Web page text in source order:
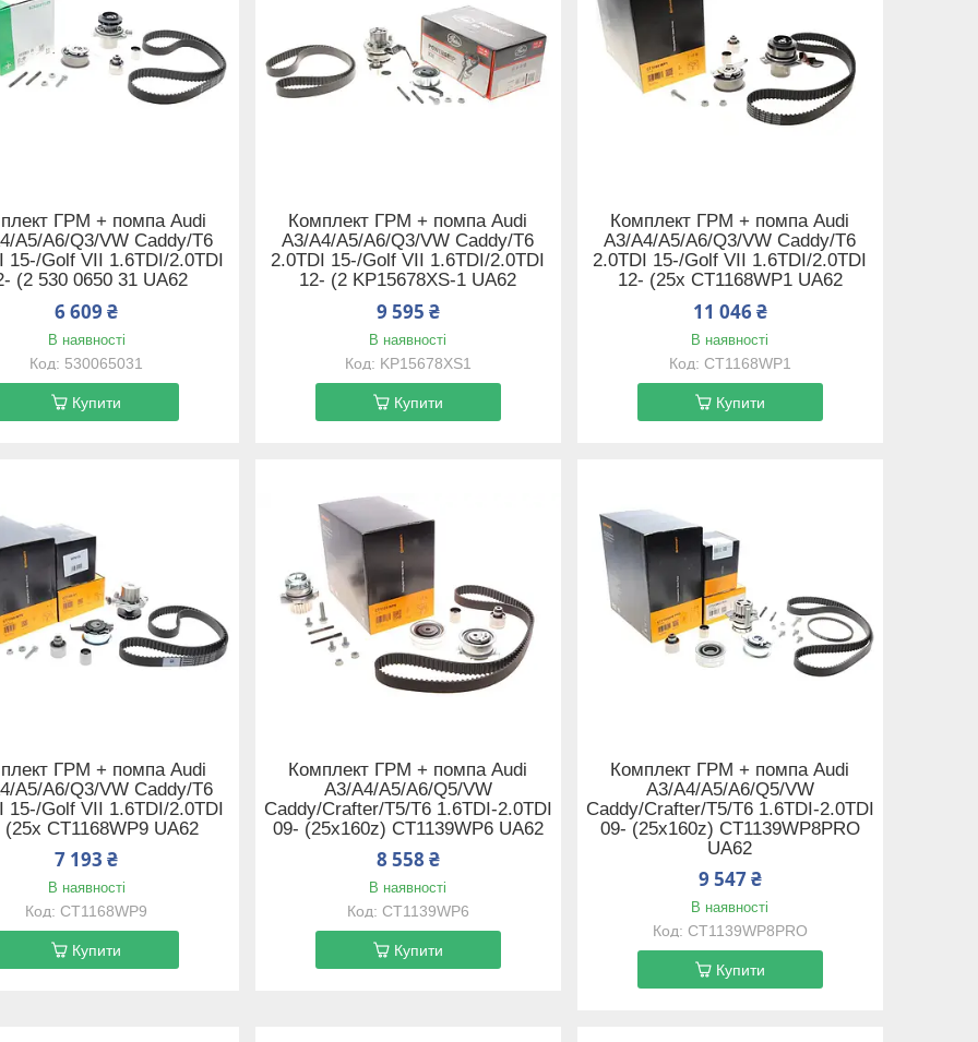
ГРМ + помпа Audi
A5/A6/Q3/VW Caddy/T6
15-/Golf VII 1.6TDI/2.0TDI
(2 530 0650 31 UA62
6 609 ₴
В наявності
530065031
Купити
Комплект ГРМ + помпа Audi
A3/A4/A5/A6/Q3/VW Caddy/T6
2.0TDI 15-/Golf VII 1.6TDI/2.0TDI
12- (2 KP15678XS-1 UA62
9 595 ₴
В наявності
KP15678XS1
Купити
Комплект ГРМ + помпа Audi
A3/A4/A5/A6/Q3/VW Caddy/T6
2.0TDI 15-/Golf VII 1.6TDI/2.0TDI
12- (25x CT1168WP1 UA62
11 046 ₴
В наявності
CT1168WP1
Купити
ГРМ + помпа Audi
A5/A6/Q3/VW Caddy/T6
15-/Golf VII 1.6TDI/2.0TDI
(25x CT1168WP9 UA62
7 193 ₴
В наявності
CT1168WP9
Купити
Комплект ГРМ + помпа Audi
A3/A4/A5/A6/Q5/VW
Caddy/Crafter/T5/T6 1.6TDI-2.0TDI
09- (25x160z) CT1139WP6 UA62
8 558 ₴
В наявності
CT1139WP6
Купити
Комплект ГРМ + помпа Audi
A3/A4/A5/A6/Q5/VW
Caddy/Crafter/T5/T6 1.6TDI-2.0TDI
09- (25x160z) CT1139WP8PRO
UA62
9 547 ₴
В наявності
CT1139WP8PRO
Купити